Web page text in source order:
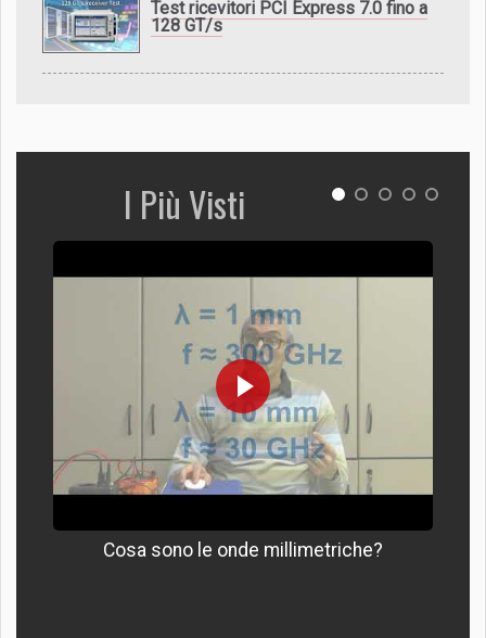
Test ricevitori PCI Express 7.0 fino a
128 GT/s
I Più Visti
Cosa sono le onde millimetriche?